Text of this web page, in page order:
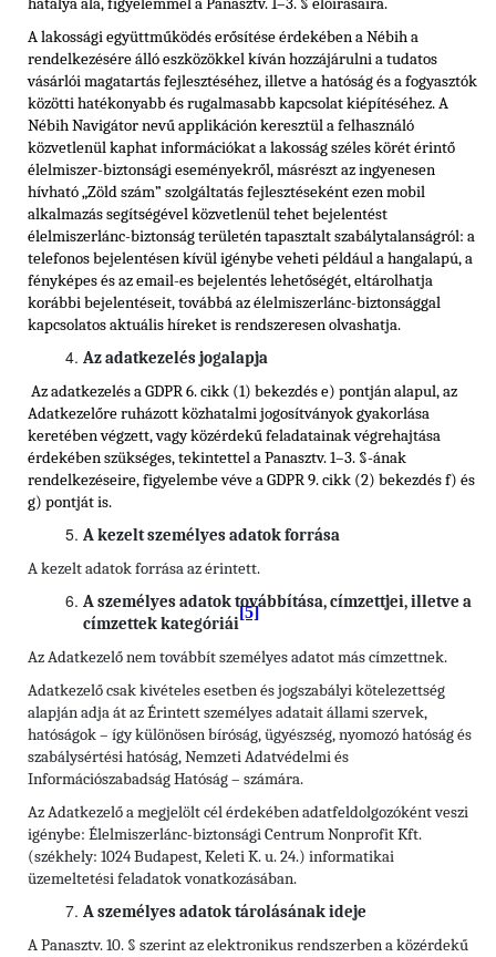
hatálya alá, figyelemmel a Panasztv. 1–3. § előírásaira.
A lakossági együttműködés erősítése érdekében a Nébih a
rendelkezésére álló eszközökkel kíván hozzájárulni a tudatos
vásárlói magatartás fejlesztéséhez, illetve a hatóság és a fogyasztók
közötti hatékonyabb és rugalmasabb kapcsolat kiépítéséhez. A
Nébih Navigátor nevű applikáción keresztül a felhasználó
közvetlenül kaphat információkat a lakosság széles körét érintő
élelmiszer-biztonsági eseményekről, másrészt az ingyenesen
hívható „Zöld szám” szolgáltatás fejlesztéseként ezen mobil
alkalmazás segítségével közvetlenül tehet bejelentést
élelmiszerlánc-biztonság területén tapasztalt szabálytalanságról: a
telefonos bejelentésen kívül igénybe veheti például a hangalapú, a
fényképes és az email-es bejelentés lehetőségét, eltárolhatja
korábbi bejelentéseit, továbbá az élelmiszerlánc-biztonsággal
kapcsolatos aktuális híreket is rendszeresen olvashatja.
Az adatkezelés jogalapja
Az adatkezelés a GDPR 6. cikk (1) bekezdés e) pontján alapul, az
Adatkezelőre ruházott közhatalmi jogosítványok gyakorlása
keretében végzett, vagy közérdekű feladatainak végrehajtása
érdekében szükséges, tekintettel a Panasztv. 1–3. §-ának
rendelkezéseire, figyelembe véve a GDPR 9. cikk (2) bekezdés f) és
g) pontját is.
A kezelt személyes adatok forrása
A kezelt adatok forrása az érintett.
A személyes adatok továbbítása, címzettjei, illetve a
címzettek kategóriái
[5]
Az Adatkezelő nem továbbít személyes adatot más címzettnek.
Adatkezelő csak kivételes esetben és jogszabályi kötelezettség
alapján adja át az Érintett személyes adatait állami szervek,
hatóságok – így különösen bíróság, ügyészség, nyomozó hatóság és
szabálysértési hatóság, Nemzeti Adatvédelmi és
Információszabadság Hatóság – számára.
Az Adatkezelő a megjelölt cél érdekében adatfeldolgozóként veszi
igénybe: Élelmiszerlánc-biztonsági Centrum Nonprofit Kft.
(székhely: 1024 Budapest, Keleti K. u. 24.) informatikai
üzemeltetési feladatok vonatkozásában.
A személyes adatok tárolásának ideje
A Panasztv. 10. § szerint az elektronikus rendszerben a közérdekű